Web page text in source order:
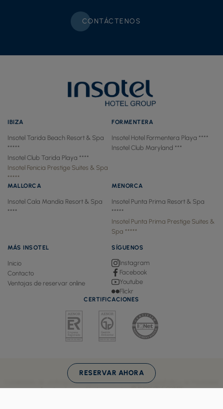
RESERVAR AHORA
CONTÁCTENOS
IBIZA
Insotel Tarida Beach Resort & Spa
*****
Insotel Club Tarida Playa ****
Insotel Fenicia Prestige Suites & Spa
*****
FORMENTERA
Insotel Hotel Formentera Playa ****
Insotel Club Maryland ***
MALLORCA
Insotel Cala Mandía Resort & Spa
****
MENORCA
Insotel Punta Prima Resort & Spa
*****
Insotel Punta Prima Prestige Suites &
Spa *****
MÁS INSOTEL
Inicio
Contacto
Ventajas de reservar online
SÍGUENOS
Instagram
Facebook
Youtube
Flickr
CERTIFICACIONES
Responsabilidad SocialPolítica de Cookies
Agentes de viajesÚnete a nosotros⚙ Panel de Cookies